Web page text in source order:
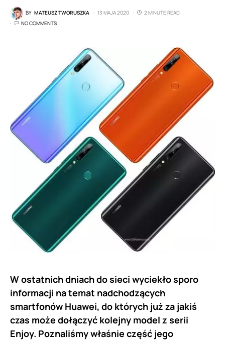
BY MATEUSZ TWORUSZKA 13 MAJA 2020
2 MINUTE READ
NO COMMENTS
W ostatnich dniach do sieci wyciekło sporo
informacji na temat nadchodzących
smartfonów Huawei, do których już za jakiś
czas może dołączyć kolejny model z serii
Enjoy. Poznaliśmy właśnie część jego